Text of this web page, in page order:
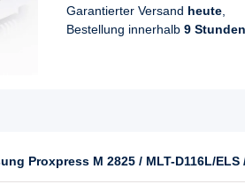
Garantierter Versand heute,
Bestellung innerhalb 9
Proxpress M 2825 / MLT-D116L/ELS